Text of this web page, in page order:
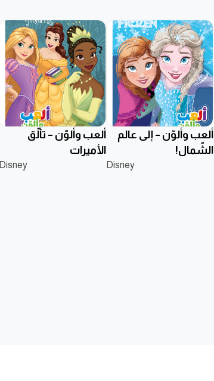
ألعب وألوّن – إلى عالم
الشّمال!
Disney
ألعب وألوّن – تألُّق
الأميرات
Disney